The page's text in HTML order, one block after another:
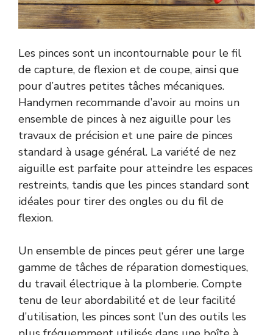
Les pinces sont un incontournable pour le fil
de capture, de flexion et de coupe, ainsi que
pour d’autres petites tâches mécaniques.
Handymen recommande d’avoir au moins un
ensemble de pinces à nez aiguille pour les
travaux de précision et une paire de pinces
standard à usage général. La variété de nez
aiguille est parfaite pour atteindre les espaces
restreints, tandis que les pinces standard sont
idéales pour tirer des ongles ou du fil de
flexion.
Un ensemble de pinces peut gérer une large
gamme de tâches de réparation domestiques,
du travail électrique à la plomberie. Compte
tenu de leur abordabilité et de leur facilité
d’utilisation, les pinces sont l’un des outils les